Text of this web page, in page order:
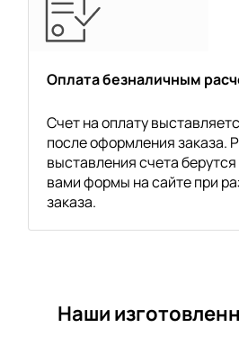
Оплата безналичным
Счет на оплату
после оформления заказа.
выставления счета
вами формы на сайте при
заказа.
Наши